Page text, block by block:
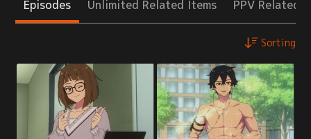
Episodes Unlimited Related Items PPV Related
Sorting